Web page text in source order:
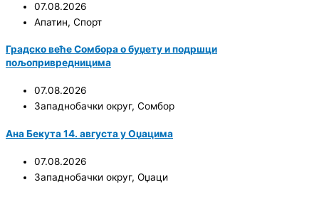
07.08.2026
Апатин, Спорт
Градско веће Сомбора о буџету и подршци
пољопривредницима
07.08.2026
Западнобачки округ, Сомбор
Ана Бекута 14. августа у Оџацима
07.08.2026
Западнобачки округ, Оџаци